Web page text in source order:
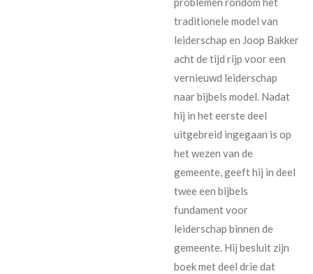
traditionele model van
leiderschap en Joop Bakker
acht de tijd rijp voor een
vernieuwd leiderschap
naar bijbels model. Nadat
hij in het eerste deel
uitgebreid ingegaan is op
het wezen van de
gemeente, geeft hij in deel
twee een bijbels
fundament voor
leiderschap binnen de
gemeente. Hij besluit zijn
boek met deel drie dat